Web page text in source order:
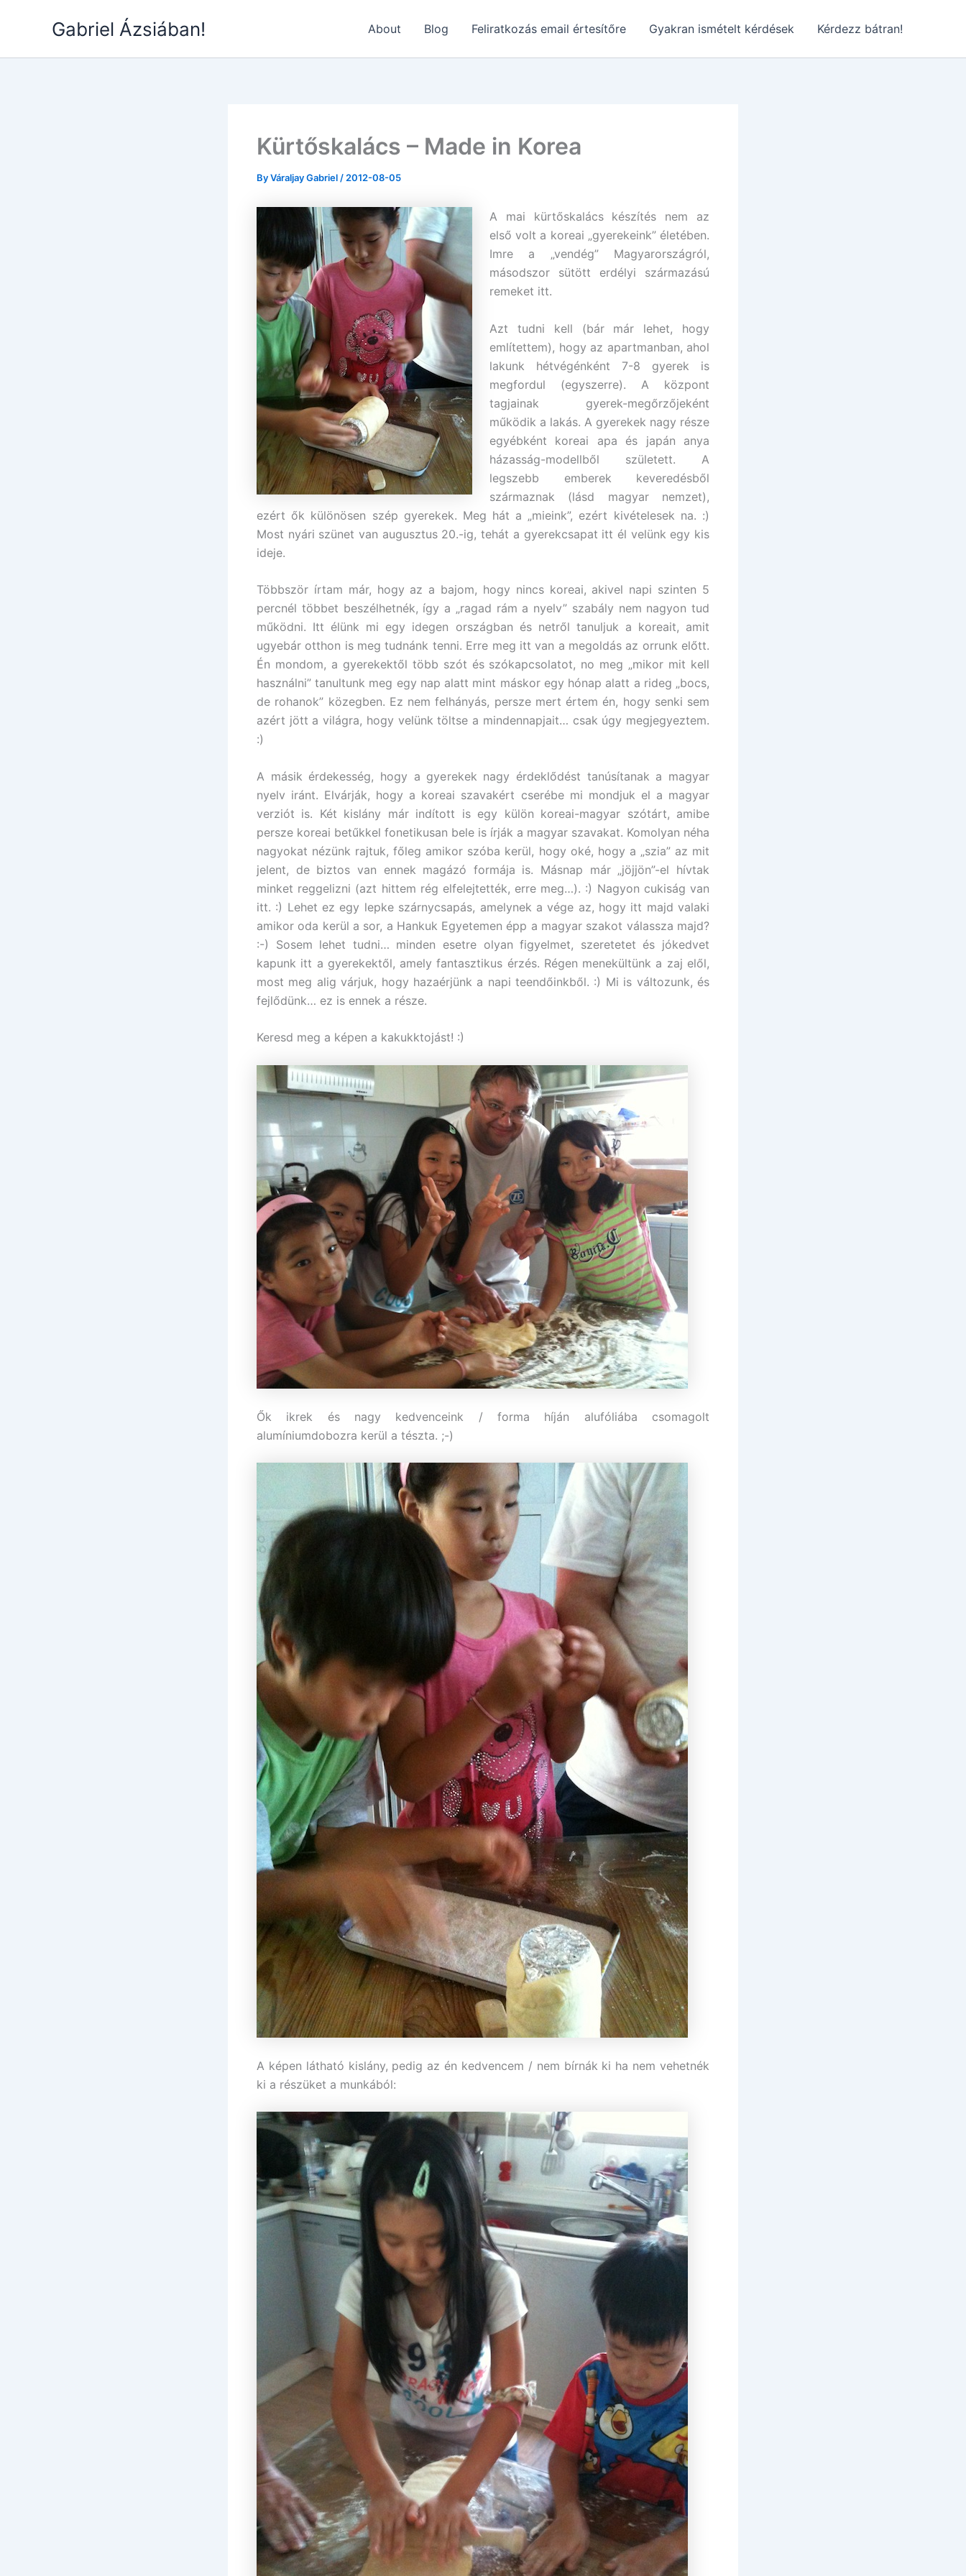
Gabriel Ázsiában! About Blog Feliratkozás email értesítőre Gyakran ismételt kérdések Kérdezz bátran!
Kürtőskalács – Made in Korea
ByVáraljay Gabriel / 2012-08-05
A mai kürtőskalács készítés nem az
első volt a koreai „gyerekeink” életében.
Imre a „vendég” Magyarországról,
másodszor sütött erdélyi származású
remeket itt.
Azt tudni kell (bár már lehet, hogy
említettem), hogy az apartmanban, ahol
lakunk hétvégénként 7-8 gyerek is
megfordul (egyszerre). A központ
tagjainak gyerek-megőrzőjeként
működik a lakás. A gyerekek nagy része
egyébként koreai apa és japán anya
házasság-modellből született. A
legszebb emberek keveredésből
származnak (lásd magyar nemzet),
ezért ők különösen szép gyerekek. Meg hát a „mieink”, ezért kivételesek na. :)
Most nyári szünet van augusztus 20.-ig, tehát a gyerekcsapat itt él velünk egy kis
ideje.
Többször írtam már, hogy az a bajom, hogy nincs koreai, akivel napi szinten 5
percnél többet beszélhetnék, így a „ragad rám a nyelv” szabály nem nagyon tud
működni. Itt élünk mi egy idegen országban és netről tanuljuk a koreait, amit
ugyebár otthon is meg tudnánk tenni. Erre meg itt van a megoldás az orrunk előtt.
Én mondom, a gyerekektől több szót és szókapcsolatot, no meg „mikor mit kell
használni” tanultunk meg egy nap alatt mint máskor egy hónap alatt a rideg „bocs,
de rohanok” közegben. Ez nem felhányás, persze mert értem én, hogy senki sem
azért jött a világra, hogy velünk töltse a mindennapjait… csak úgy megjegyeztem.
:)
A másik érdekesség, hogy a gyerekek nagy érdeklődést tanúsítanak a magyar
nyelv iránt. Elvárják, hogy a koreai szavakért cserébe mi mondjuk el a magyar
verziót is. Két kislány már indított is egy külön koreai-magyar szótárt, amibe
persze koreai betűkkel fonetikusan bele is írják a magyar szavakat. Komolyan néha
nagyokat nézünk rajtuk, főleg amikor szóba kerül, hogy oké, hogy a „szia” az mit
jelent, de biztos van ennek magázó formája is. Másnap már „jöjjön”-el hívtak
minket reggelizni (azt hittem rég elfelejtették, erre meg…). :) Nagyon cukiság van
itt. :) Lehet ez egy lepke szárnycsapás, amelynek a vége az, hogy itt majd valaki
amikor oda kerül a sor, a Hankuk Egyetemen épp a magyar szakot válassza majd?
:-) Sosem lehet tudni… minden esetre olyan figyelmet, szeretetet és jókedvet
kapunk itt a gyerekektől, amely fantasztikus érzés. Régen menekültünk a zaj elől,
most meg alig várjuk, hogy hazaérjünk a napi teendőinkből. :) Mi is változunk, és
fejlődünk… ez is ennek a része.
Keresd meg a képen a kakukktojást! :)
Ők ikrek és nagy kedvenceink / forma híján alufóliába csomagolt
alumíniumdobozra kerül a tészta. ;-)
A képen látható kislány, pedig az én kedvencem / nem bírnák ki ha nem vehetnék
ki a részüket a munkából: